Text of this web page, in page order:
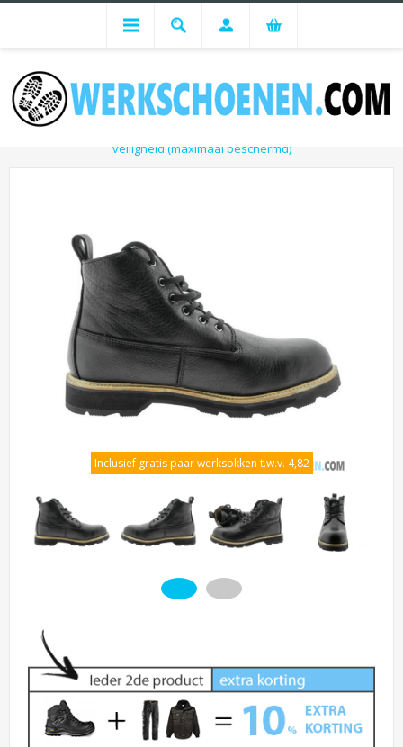
Werkschoenen
Hoge nette werkschoenen Blackstone 620 zwart S3 met stalen
veiligheid (maximaal beschermd)
Inclusief gratis paar werksokken t.w.v. 4,82